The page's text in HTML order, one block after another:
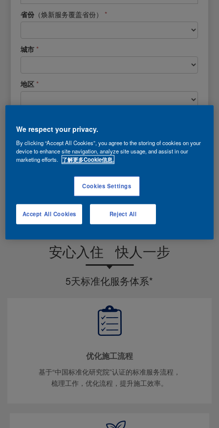
省份 （焕新服务覆盖省份） *
城市*
地区*
我已阅读并同意《隐私政策》
焕新小哥稍后将以021-60861869的号码致电联系您。
安心入住 快人一步
5天标准化服务体系*
优化施工流程
基于“中国标准化研究院”认证的标准服务流程，
梳理工作，优化流程，提升施工效率。
We respect your privacy.
By clicking “Accept All Cookies”, you agree to the storing of cookies on your
device to enhance site navigation, analyze site usage, and assist in our
marketing efforts.
了解更多Cookie信息.
Cookies Settings
Reject All
Accept All Cookies